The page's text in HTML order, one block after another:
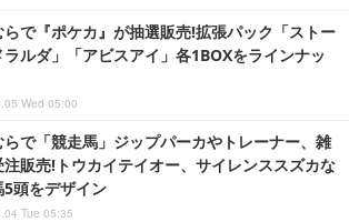
らで『ポケカ』が抽選販売!拡張パック「ストー
ラルダ」「アビスアイ」各1BOXをラインナッ
Wed 05:00
らで「競走馬」ジップパーカやトレーナー、雑
注販売!トウカイテイオー、サイレンススズカな
5頭をデザイン
Tue 05:35